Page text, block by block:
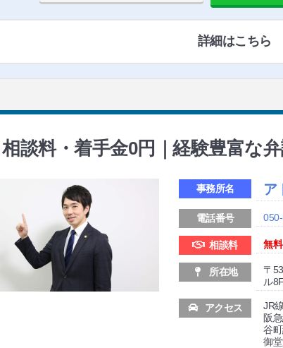
詳細はこちら
相談料・着手金0円｜経験豊富な
事務所名 ア
電話番号
相談料 無料
所在地
〒
ル8F
アクセス
JR
阪
谷
御